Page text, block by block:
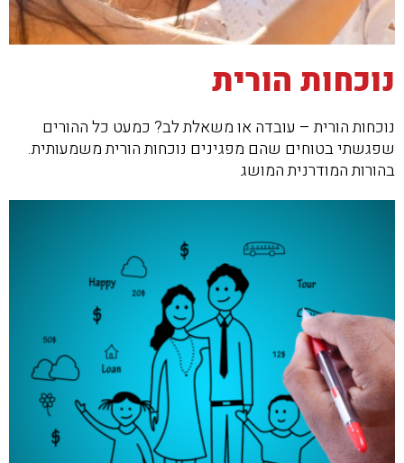
נוכחות הורית
נוכחות הורית – עובדה או משאלת לב? כמעט כל ההורים
שפגשתי בטוחים שהם מפגינים נוכחות הורית משמעותית.
בהורות המודרנית המושג